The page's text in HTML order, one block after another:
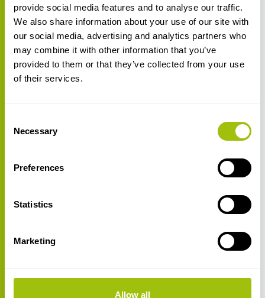
provide social media features and to analyse our traffic.
We also share information about your use of our site with
our social media, advertising and analytics partners who
may combine it with other information that you’ve
provided to them or that they’ve collected from your use
of their services.
Selection
Necessary
Preferences
Statistics
Marketing
Allow all